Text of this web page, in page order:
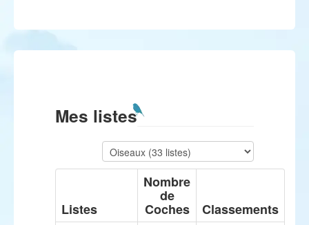
Mes listes
Listes
Nombre
de
Coches
Classements